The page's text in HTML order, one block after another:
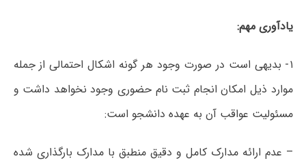
یادآوری مهم:
۱- بدیهی است در صورت وجود هر گونه اشکال احتمالی از جمله
موارد ذیل امکان انجام ثبت نام حضوری وجود نخواهد داشت و
مسئولیت عواقب آن به عهده دانشجو است:
– عدم ارائه مدارک کامل و دقیق منطبق با مدارک بارگذاری شده